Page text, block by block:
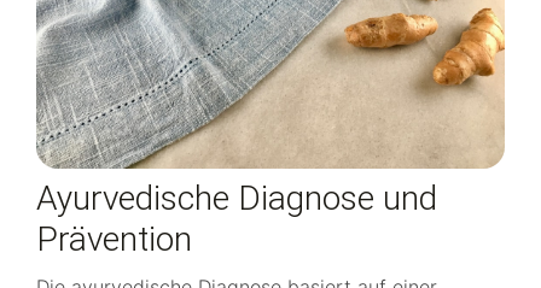
Ayurvedische Diagnose und
Prävention